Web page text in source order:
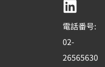
b
o
o
k
u
b
e
e
d
i
n
電話番号:
02-
26565630